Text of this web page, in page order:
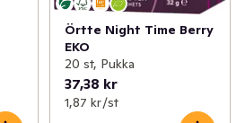
Örtte Night Time Berry
EKO
20 st, Pukka
37,38 kr
1,87 kr /st